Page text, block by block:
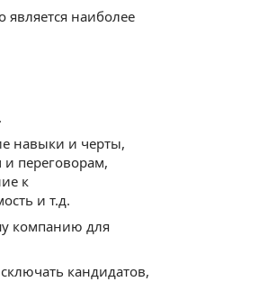
наиболее
навыки и черты,
переговорам,
к
и т.д.
компанию для
кандидатов,